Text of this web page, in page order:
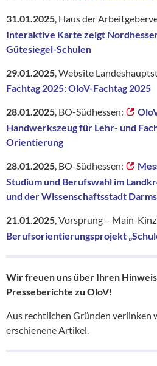
31.01.2025 , Haus der
Interaktive Karte zeigt
Gütesiegel-Schulen
29.01.2025 , Website
Fachtag 2025: OloV-Fachtag 2025
28.01.2025, BO-Südhessen:
Handwerkszeug für Lehr- und
Orientierung
28.01.2025, BO-Südhessen:
Studium und Berufswahl im
und der Wissenschaftsstadt
21.01.2025,Vorsprung – Main-
Berufsorientierungsprojekt
Wir freuen uns über Ihren
Presseberichte zu OloV!
Aus rechtlichen Gründen verlinken
erschienene Artikel.